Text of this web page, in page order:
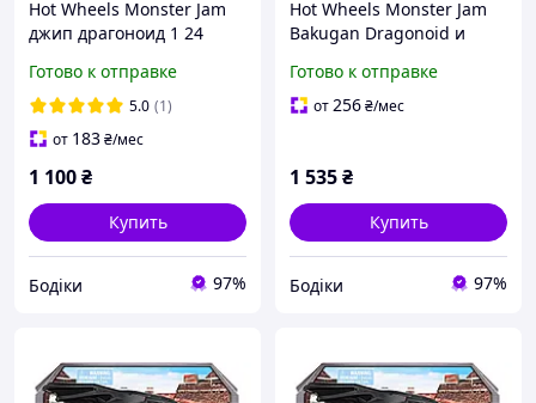
Hot Wheels Monster Jam
джип драгоноид 1 24
Dragonoid Monster Truck
Готово к отправке
5.0 (1)
от 183₴/мес
1 100₴
Купить
Бодіки 97%
Hot Wheels Monster Jam
Bakugan Dragonoid и
джип драгоноид на р/у 1
к 24 Remote Control Tru
Готово к отправке
от256₴/мес
1 535₴
Купить
Бодіки 97%